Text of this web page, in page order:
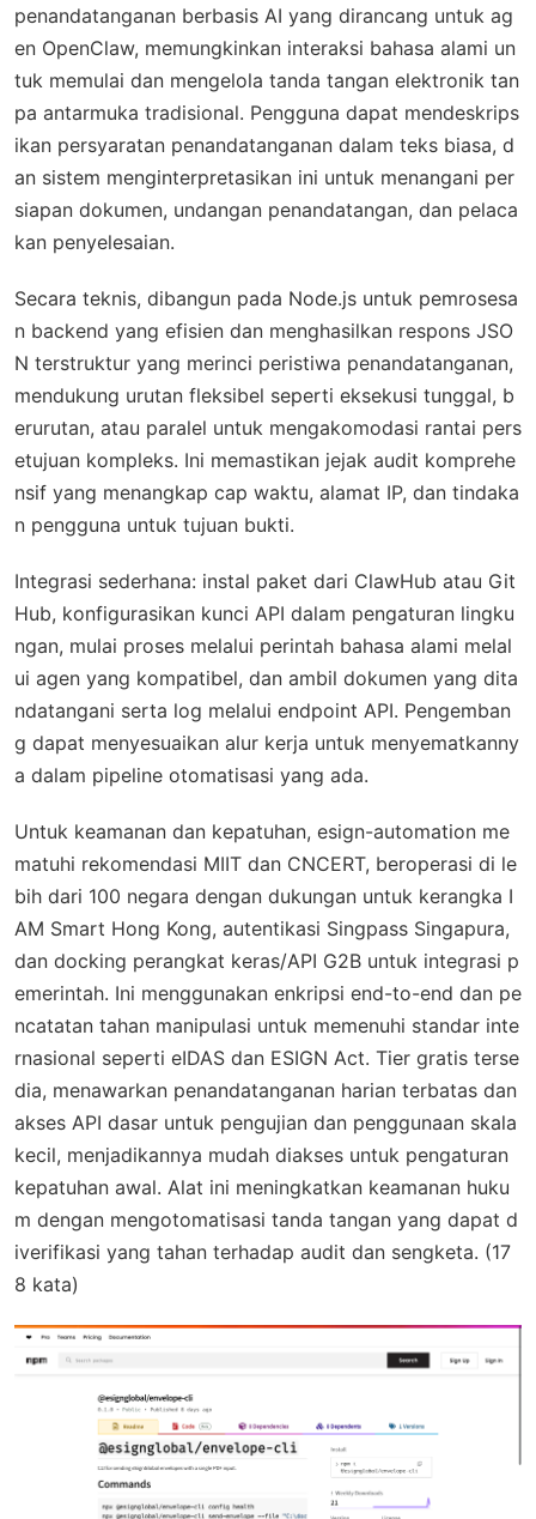
penandatanganan berbasis AI yang dirancang untuk ag
en OpenClaw, memungkinkan interaksi bahasa alami un
tuk memulai dan mengelola tanda tangan elektronik tan
pa antarmuka tradisional. Pengguna dapat mendeskrips
ikan persyaratan penandatanganan dalam teks biasa, d
an sistem menginterpretasikan ini untuk menangani per
siapan dokumen, undangan penandatangan, dan pelaca
kan penyelesaian.
Secara teknis, dibangun pada Node.js untuk pemrosesa
n backend yang efisien dan menghasilkan respons JSO
N terstruktur yang merinci peristiwa penandatanganan,
mendukung urutan fleksibel seperti eksekusi tunggal, b
erurutan, atau paralel untuk mengakomodasi rantai pers
etujuan kompleks. Ini memastikan jejak audit komprehe
nsif yang menangkap cap waktu, alamat IP, dan tindaka
n pengguna untuk tujuan bukti.
Integrasi sederhana: instal paket dari ClawHub atau Git
Hub, konfigurasikan kunci API dalam pengaturan lingku
ngan, mulai proses melalui perintah bahasa alami melal
ui agen yang kompatibel, dan ambil dokumen yang dita
ndatangani serta log melalui endpoint API. Pengemban
g dapat menyesuaikan alur kerja untuk menyematkanny
a dalam pipeline otomatisasi yang ada.
Untuk keamanan dan kepatuhan, esign-automation me
matuhi rekomendasi MIIT dan CNCERT, beroperasi di le
bih dari 100 negara dengan dukungan untuk kerangka I
AM Smart Hong Kong, autentikasi Singpass Singapura,
dan docking perangkat keras/API G2B untuk integrasi p
emerintah. Ini menggunakan enkripsi end-to-end dan pe
ncatatan tahan manipulasi untuk memenuhi standar inte
rnasional seperti eIDAS dan ESIGN Act. Tier gratis terse
dia, menawarkan penandatanganan harian terbatas dan
akses API dasar untuk pengujian dan penggunaan skala
kecil, menjadikannya mudah diakses untuk pengaturan
kepatuhan awal. Alat ini meningkatkan keamanan huku
m dengan mengotomatisasi tanda tangan yang dapat d
iverifikasi yang tahan terhadap audit dan sengketa. (17
8 kata)